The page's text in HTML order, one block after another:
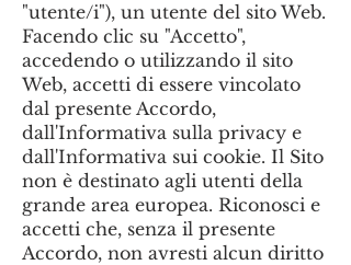
"utente/i"), un utente del sito Web.
Facendo clic su "Accetto",
accedendo o utilizzando il sito
Web, accetti di essere vincolato
dal presente Accordo,
dall'Informativa sulla privacy e
dall'Informativa sui cookie. Il Sito
non è destinato agli utenti della
grande area europea. Riconosci e
accetti che, senza il presente
Accordo, non avresti alcun diritto